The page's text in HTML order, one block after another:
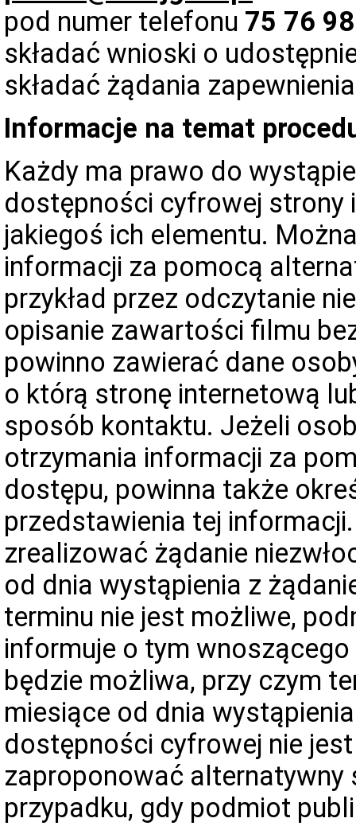
pod numer telefonu 75 76
składać wnioski o
składać żądania
Informacje na temat
Każdy ma prawo do
dostępności cyfrowej strony
jakiegoś ich elementu.
informacji za pomocą
przykład przez odczytanie
opisanie zawartości filmu
powinno zawierać dane
o którą stronę internetową
sposób kontaktu. Jeżeli
otrzymania informacji za
dostępu, powinna także
przedstawienia tej
zrealizować żądanie
od dnia wystąpienia z
terminu nie jest możliwe,
informuje o tym
będzie możliwa, przy czym
miesiące od dnia
dostępności cyfrowej nie
zaproponować
przypadku, gdy podmiot